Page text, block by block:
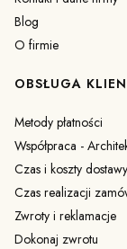
Blog
O firmie
OBSŁUGA
Metody płatności
Współpraca -
Czas i koszty dostawy
Czas realizacji
Zwroty i reklamacje
Dokonaj zwrotu